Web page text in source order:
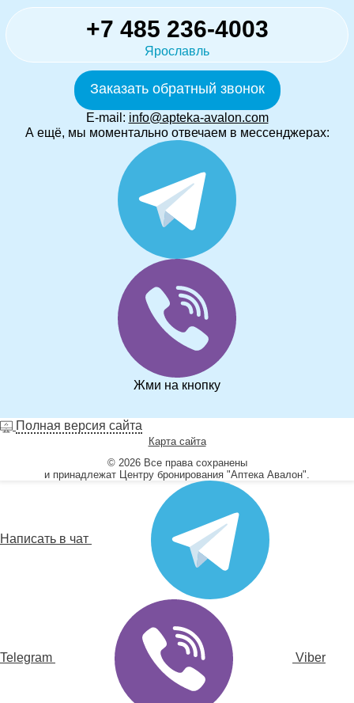
+7 485 236-4003
Ярославль
Заказать обратный звонок
E-mail: info@apteka-avalon.com
А ещё, мы моментально отвечаем в мессенджерах:
Жми на кнопку
Полная версия сайта
Карта сайта
© 2026 Все права сохранены
и принадлежат Центру бронирования "Аптека Авалон".
Написать в чат
Telegram Viber